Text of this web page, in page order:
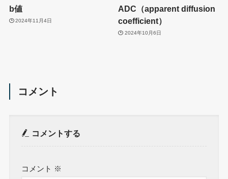
b値
2024年11月4日
ADC（apparent diffusion
coefficient）
2024年10月6日
コメント
コメントする
コメント ※